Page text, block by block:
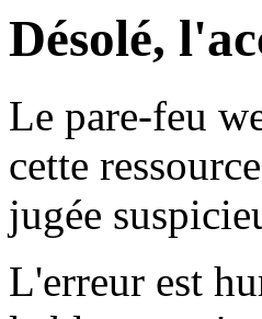
Désolé,
Le pare-feu
cette
jugée
L'erreur est